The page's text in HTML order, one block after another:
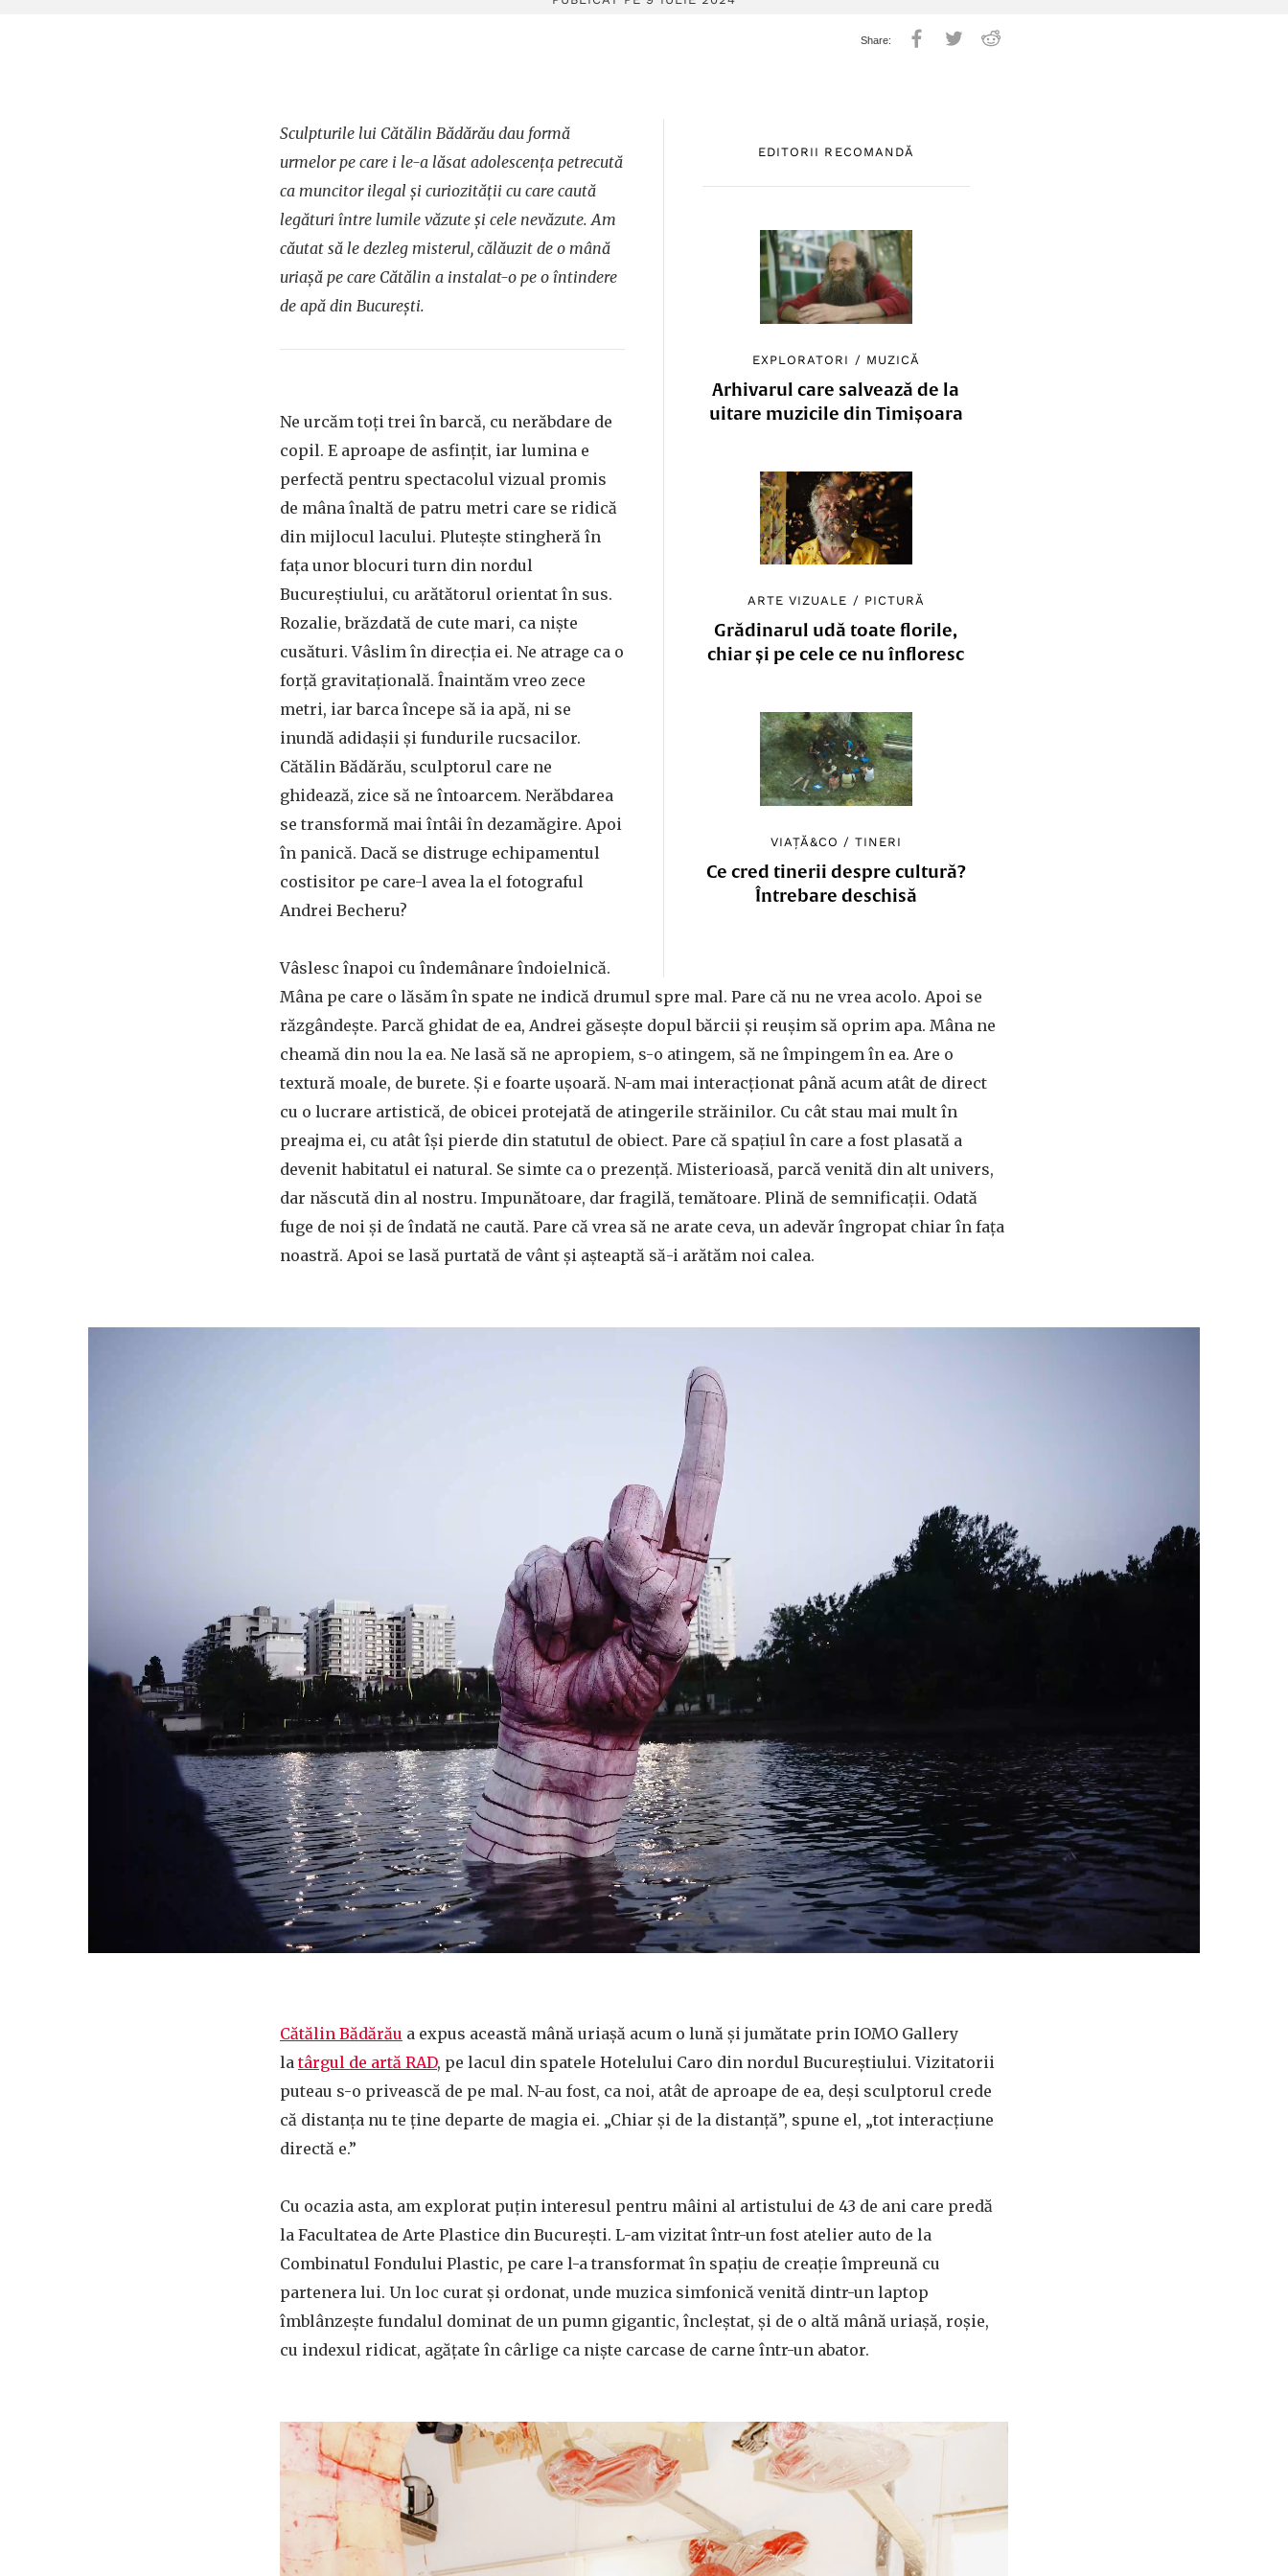
EDITORII RECOMANDĂ
EXPLORATORI / MUZICĂ
Arhivarul care salvează de la
uitare muzicile din Timișoara
ARTE VIZUALE / PICTURĂ
Grădinarul udă toate florile,
chiar și pe cele ce nu înfloresc
VIAȚĂ&CO /TINERI
Ce cred tinerii despre cultură?
Întrebare deschisă
Sculpturile lui Cătălin Bădărău dau formă
urmelor pe care i le-a lăsat adolescența petrecută
ca muncitor ilegal și curiozității cu care caută
legături între lumile văzute și cele nevăzute. Am
căutat să le dezleg misterul, călăuzit de o mână
uriaşă pe care Cătălin a instalat-o pe o întindere
de apă din Bucureşti.
Ne urcăm toți trei în barcă, cu nerăbdare de
copil. E aproape de asfințit, iar lumina e
perfectă pentru spectacolul vizual promis
de mâna înaltă de patru metri care se ridică
din mijlocul lacului. Pluteşte stingheră în
faţa unor blocuri turn din nordul
Bucureștiului, cu arătătorul orientat în sus.
Rozalie, brăzdată de cute mari, ca nişte
cusături. Vâslim în direcția ei. Ne atrage ca o
forță gravitațională. Înaintăm vreo zece
metri, iar barca începe să ia apă, ni se
inundă adidaşii şi fundurile rucsacilor.
Cătălin Bădărău, sculptorul care ne
ghidează, zice să ne întoarcem. Nerăbdarea
se transformă mai întâi în dezamăgire. Apoi
în panică. Dacă se distruge echipamentul
costisitor pe care-l avea la el fotograful
Andrei Becheru?
Vâslesc înapoi cu îndemânare îndoielnică.
Mâna pe care o lăsăm în spate ne indică drumul spre mal. Pare că nu ne vrea acolo. Apoi se
răzgândeşte. Parcă ghidat de ea, Andrei găsește dopul bărcii și reușim să oprim apa. Mâna ne
cheamă din nou la ea. Ne lasă să ne apropiem, s-o atingem, să ne împingem în ea. Are o
textură moale, de burete. Şi e foarte uşoară. N-am mai interacţionat până acum atât de direct
cu o lucrare artistică, de obicei protejată de atingerile străinilor. Cu cât stau mai mult în
preajma ei, cu atât își pierde din statutul de obiect. Pare că spațiul în care a fost plasată a
devenit habitatul ei natural. Se simte ca o prezenţă. Misterioasă, parcă venită din alt univers,
dar născută din al nostru. Impunătoare, dar fragilă, temătoare. Plină de semnificaţii. Odată
fuge de noi şi de îndată ne caută. Pare că vrea să ne arate ceva, un adevăr îngropat chiar în faţa
noastră. Apoi se lasă purtată de vânt și aşteaptă să-i arătăm noi calea.
Cătălin Bădărău a expus această mână uriașă acum o lună şi jumătate prin IOMO Gallery
latârgul de artă RAD, pe lacul din spatele Hotelului Caro din nordul Bucureştiului. Vizitatorii
puteau s-o privească de pe mal. N-au fost, ca noi, atât de aproape de ea, deși sculptorul crede
că distanța nu te ține departe de magia ei. „Chiar și de la distanță”, spune el, „tot interacțiune
directă e.”
Cu ocazia asta, am explorat puţin interesul pentru mâini al artistului de 43 de ani care predă
la Facultatea de Arte Plastice din Bucureşti. L-am vizitat într-un fost atelier auto de la
Combinatul Fondului Plastic, pe care l-a transformat în spaţiu de creaţie împreună cu
partenera lui. Un loc curat şi ordonat, unde muzica simfonică venită dintr-un laptop
îmblânzeşte fundalul dominat de un pumn gigantic, încleştat, şi de o altă mână uriaşă, roşie,
cu indexul ridicat, agăţate în cârlige ca nişte carcase de carne într-un abator.